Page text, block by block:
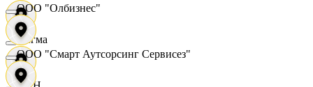
Сигма
ООО "Олбизнес"
ООО "Смарт Аутсорсинг Сервисез"